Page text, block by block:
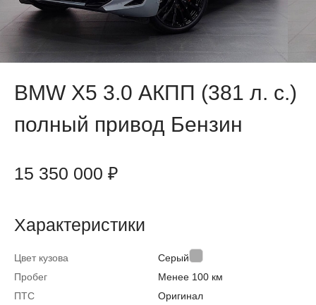
BMW X5 3.0 АКПП (381 л. с.)
полный привод Бензин
15 350 000 ₽
Характеристики
Цвет кузова
Серый
Пробег
Менее 100 км
ПТС
Оригинал